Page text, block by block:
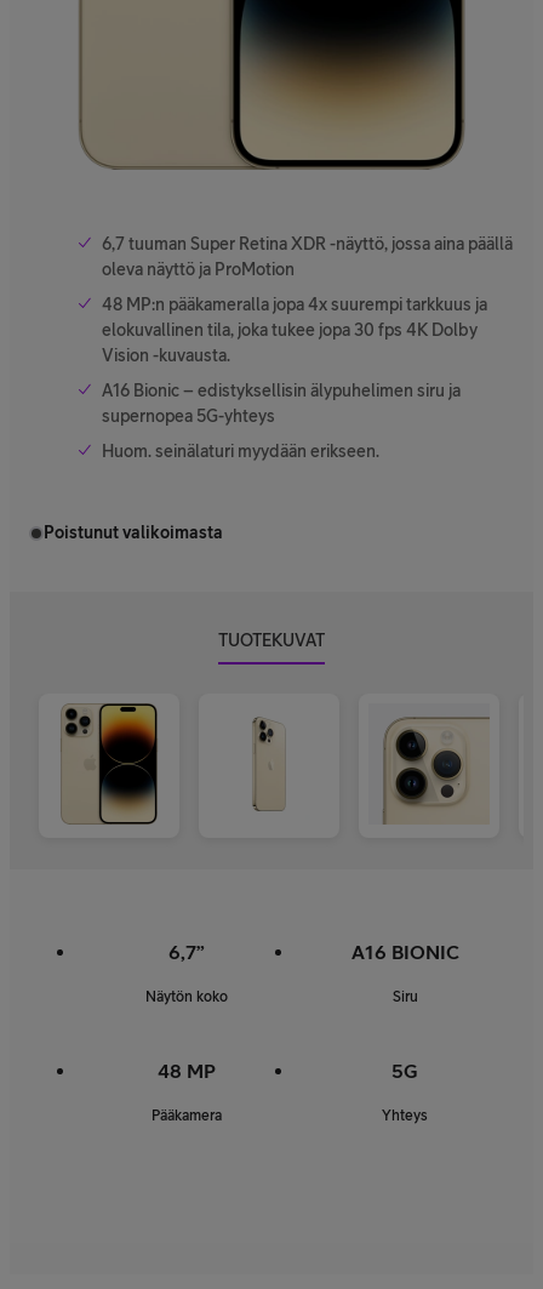
6,7 tuuman Super Retina XDR -näyttö, jossa aina päällä
oleva näyttö ja ProMotion
48 MP:n pääkameralla jopa 4x suurempi tarkkuus ja
elokuvallinen tila, joka tukee jopa 30 fps 4K Dolby
Vision -kuvausta.
A16 Bionic – edistyksellisin älypuhelimen siru ja
supernopea 5G-yhteys
Huom. seinälaturi myydään erikseen.
Poistunut valikoimasta
TUOTEKUVAT
6,7”
Näytön koko
A16 BIONIC
Siru
48 MP
Pääkamera
5G
Yhteys